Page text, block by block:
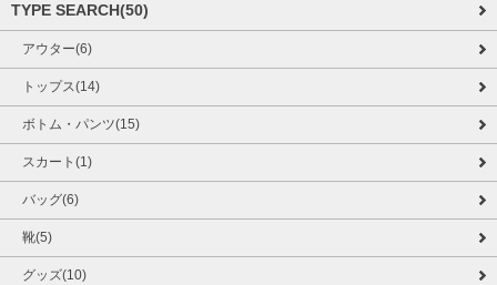
TYPE SEARCH(50)
アウター(6)
トップス(14)
ボトム・パンツ(15)
スカート(1)
バッグ(6)
靴(5)
グッズ(10)